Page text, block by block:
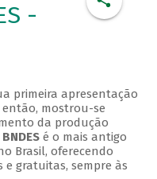
-
primeira apresentação
então, mostrou-se
da produção
é o mais antigo
Brasil, oferecendo
e gratuitas, sempre às